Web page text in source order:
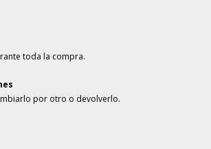
toda la compra.
por otro o devolverlo.